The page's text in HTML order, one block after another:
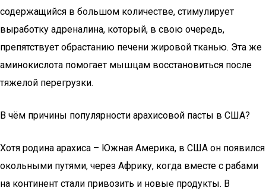
содержащийся в большом количестве, стимулирует
выработку адреналина, который, в свою очередь,
препятствует обрастанию печени жировой тканью. Эта же
аминокислота помогает мышцам восстановиться после
тяжелой перегрузки.
В чём причины популярности арахисовой пасты в США?
Хотя родина арахиса – Южная Америка, в США он появился
окольными путями, через Африку, когда вместе с рабами
на континент стали привозить и новые продукты. В